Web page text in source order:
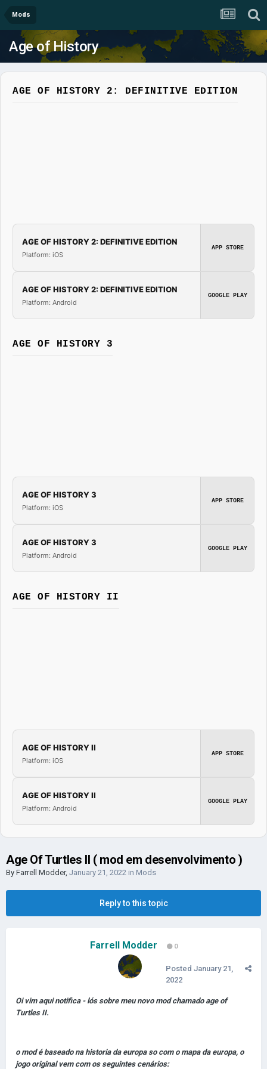
Mods
Age of History
AGE OF HISTORY 2: DEFINITIVE EDITION
AGE OF HISTORY 2: DEFINITIVE EDITION
Platform: iOS
APP STORE
AGE OF HISTORY 2: DEFINITIVE EDITION
Platform: Android
GOOGLE PLAY
AGE OF HISTORY 3
AGE OF HISTORY 3
Platform: iOS
APP STORE
AGE OF HISTORY 3
Platform: Android
GOOGLE PLAY
AGE OF HISTORY II
AGE OF HISTORY II
Platform: iOS
APP STORE
AGE OF HISTORY II
Platform: Android
GOOGLE PLAY
Age Of Turtles II ( mod em desenvolvimento )
By Farrell Modder, January 21, 2022 in Mods
Reply to this topic
Farrell Modder 0
Posted January 21,
2022
Oi vim aqui notifica - lós sobre meu novo mod chamado age of
Turtles II.
o mod é baseado na historia da europa so com o mapa da europa, o
jogo original vem com os seguintes cenários: